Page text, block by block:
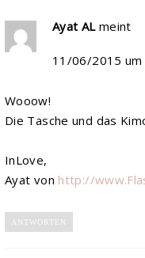
Ayat AL meint
11/06/2015 um
Wooow!
Die Tasche und das
InLove,
Ayat von http://
ANTWORTEN